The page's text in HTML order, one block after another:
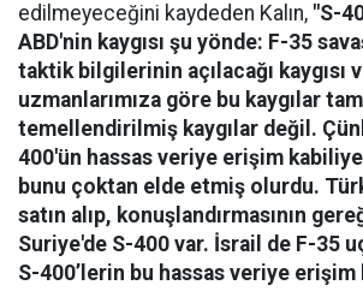
edilmeyeceğini kaydeden Kalın, "S-
ABD'nin kaygısı şu yönde: F-35
taktik bilgilerinin açılacağı kaygısı
uzmanlarımıza göre bu kaygılar
temellendirilmiş kaygılar değil.
400'ün hassas veriye erişim
bunu çoktan elde etmiş olurdu.
satın alıp, konuşlandırmasının
Suriye'de S-400 var. İsrail de F-35
S-400’lerin bu hassas veriye